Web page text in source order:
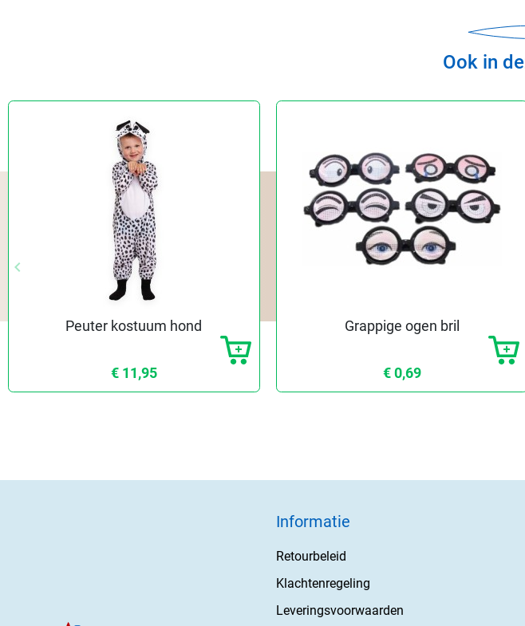
Ook in
Vorige
keyboard_arrow_left
Peuter kostuum hond
€ 11,95
Grappige ogen bril
€ 0,69
Informatie
Retourbeleid
Klachtenregeling
Leveringsvoorwaarden